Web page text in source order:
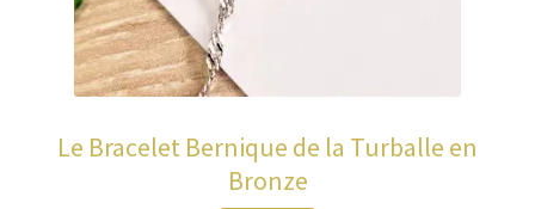
Le Bracelet Bernique de la Turballe en
Bronze